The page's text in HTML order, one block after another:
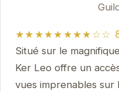
★★★★★★★★☆☆ 8
Situé sur le
Ker Leo offre un
vues imprenables sur